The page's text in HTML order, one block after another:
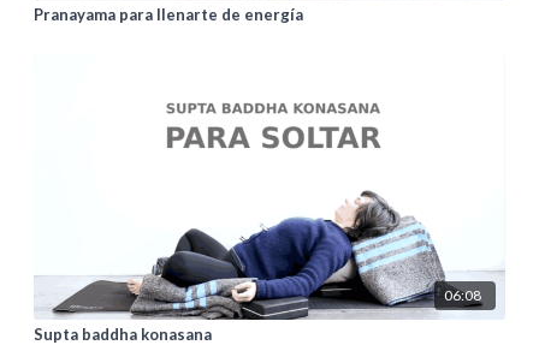
Pranayama para llenarte de energía
06:08
Supta baddha konasana